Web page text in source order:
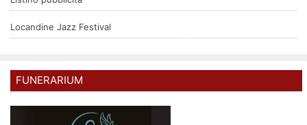
Locandine Jazz Festival
FUNERARIUM